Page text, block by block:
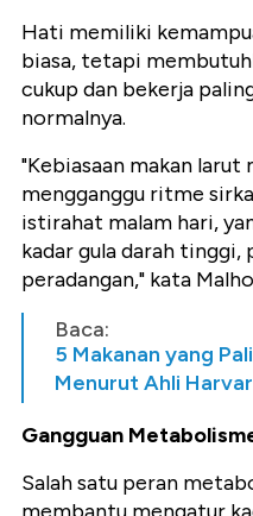
Hati memiliki
biasa, tetapi
cukup dan bekerja
normalnya.
"Kebiasaan makan larut
mengganggu ritme
istirahat malam hari,
kadar gula darah tinggi,
peradangan," kata
Baca:
5 Makanan yang
Menurut Ahli
Gangguan
Salah satu peran